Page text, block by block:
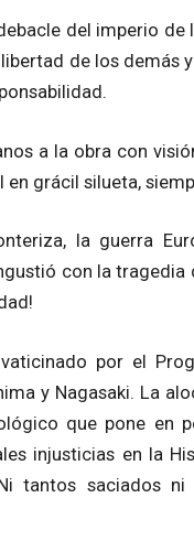
del imperio
de los demás
a la obra con
grácil silueta,
la guerra
con la
por el
y Nagasaki. La
que pone en
injusticias en la
tantos saciados